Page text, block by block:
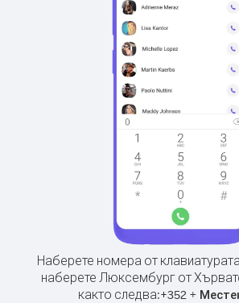
Наберете номера от
наберете Люксембург от
както следва:+352+